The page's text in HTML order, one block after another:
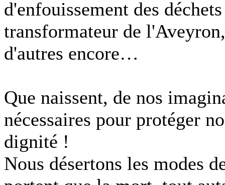
d'enfouissement des
transformateur de
d'autres encore…
Que naissent, de nos
nécessaires pour protéger
dignité !
Nous désertons les modes